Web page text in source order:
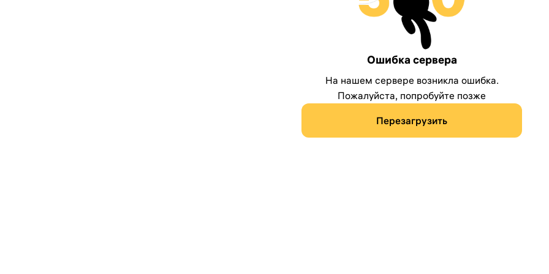
Ошибка сервера
На нашем сервере возникла ошибка.
Пожалуйста, попробуйте позже
Перезагрузить